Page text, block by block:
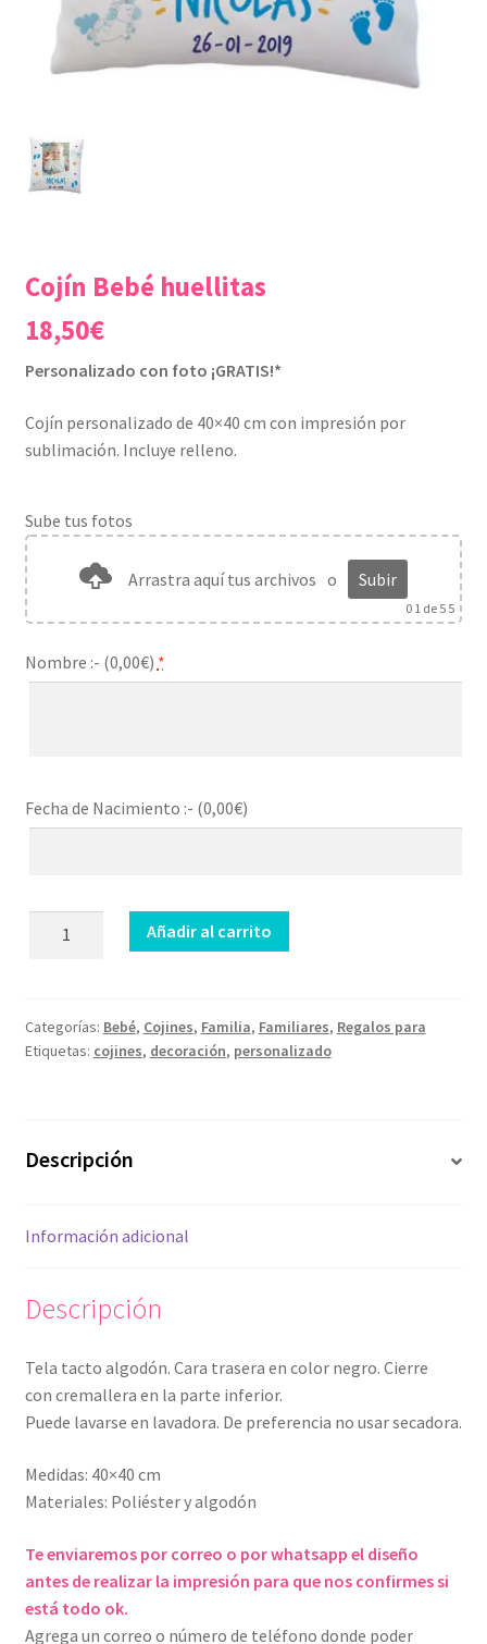
Cojín Bebé huellitas
18,50€
Personalizado con foto ¡GRATIS!*
Cojín personalizado de 40×40 cm con impresión por
sublimación. Incluye relleno.
Sube tus fotos
Arrastra aquí tus archivos o Subir
0 1 de 5 5
Nombre :- (0,00€) *
Fecha de Nacimiento :- (0,00€)
Cojín
Añadir al carrito
Categorías: Bebé, Cojines, Familia, Familiares, Regalos para
Etiquetas: cojines, decoración, personalizado
Descripción
Información adicional
Descripción
Tela tacto algodón. Cara trasera en color negro. Cierre
con cremallera en la parte inferior.
Puede lavarse en lavadora. De preferencia no usar secadora.
Medidas: 40×40 cm
Materiales: Poliéster y algodón
Te enviaremos por correo o por whatsapp el diseño
antes de realizar la impresión para que nos confirmes si
está todo ok.
Agrega un correo o número de teléfono donde poder